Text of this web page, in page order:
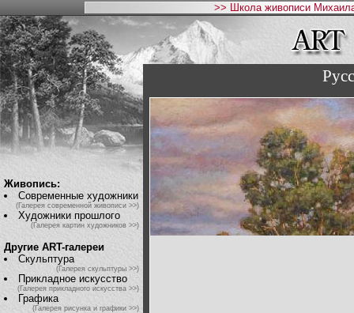
>> Школа живописи
Живопись:
Современные художники
(Галерея современной живописи >>)
Художники прошлого
(Галерея картин художников >>)
Другие ART-галереи
Скульптура
(Галерея скульптуры >>)
Прикладное искусство
(Галерея прикладного искусства >>)
Графика
(Галерея рисунка и графики >>)